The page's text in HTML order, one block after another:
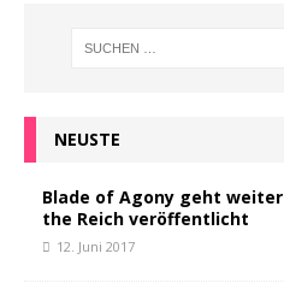
NEUSTE
Blade of Agony geht
the Reich veröffentlicht
12. Juni 2017